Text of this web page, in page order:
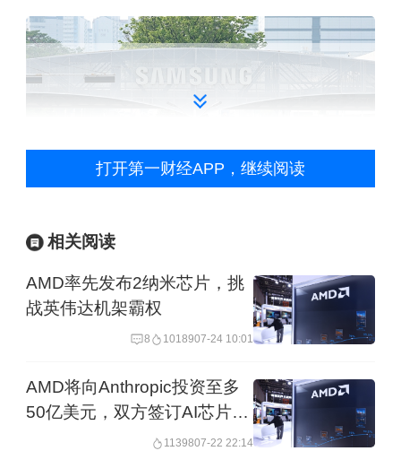
位于韩国京畿道水原市的三星电子总部。（视觉中
对于迎来业绩反弹、发力HBM4芯片的
三星而言，罢工的长期负面影响或将远
超财务报表上的短期损失。
第一财经记者就此事询问三星方面人
打开第一财经APP，继续阅读
相关阅读
AMD率先发布2纳米芯片，挑
战英伟达机架霸权
8 1018907-24 10:01
AMD将向Anthropic投资至多
50亿美元，双方签订AI芯片供
1139807-22 22:14